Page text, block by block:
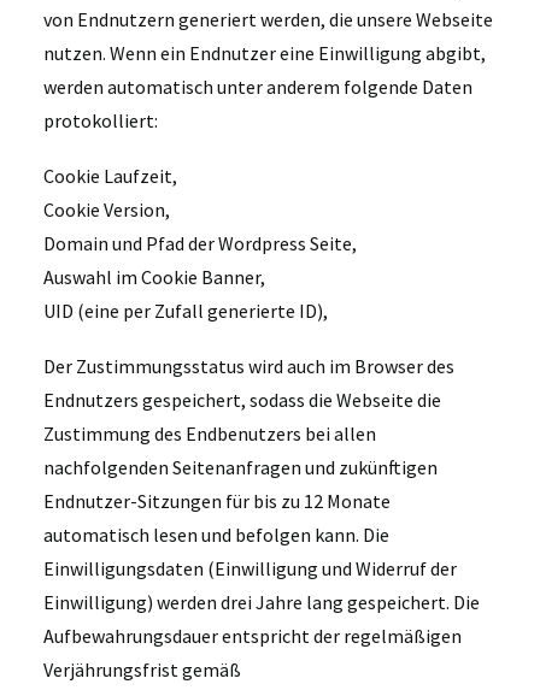
von Endnutzern generiert werden, die unsere Webseite
nutzen. Wenn ein Endnutzer eine Einwilligung abgibt,
werden automatisch unter anderem folgende Daten
protokolliert:
Cookie Laufzeit,
Cookie Version,
Domain und Pfad der Wordpress Seite,
Auswahl im Cookie Banner,
UID (eine per Zufall generierte ID),
Der Zustimmungsstatus wird auch im Browser des
Endnutzers gespeichert, sodass die Webseite die
Zustimmung des Endbenutzers bei allen
nachfolgenden Seitenanfragen und zukünftigen
Endnutzer-Sitzungen für bis zu 12 Monate
automatisch lesen und befolgen kann. Die
Einwilligungsdaten (Einwilligung und Widerruf der
Einwilligung) werden drei Jahre lang gespeichert. Die
Aufbewahrungsdauer entspricht der regelmäßigen
Verjährungsfrist gemäß